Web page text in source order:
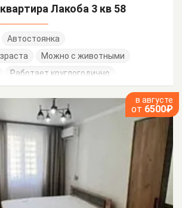
Лакоба 3 кв 58
Автостоянка
Можно с животными
Работает круглогодично
в августе
от 6500₽